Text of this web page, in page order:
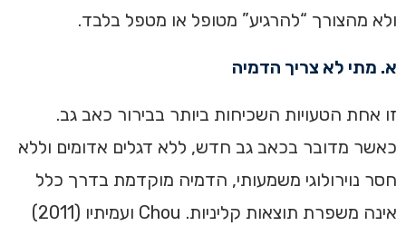
ולא מהצורך “להרגיע” מטופל או מטפל בלבד.
א. מתי לא צריך הדמיה
זו אחת הטעויות השכיחות ביותר בבירור כאב גב.
כאשר מדובר בכאב גב חדש, ללא דגלים אדומים וללא
חסר נוירולוגי משמעותי, הדמיה מוקדמת בדרך כלל
אינה משפרת תוצאות קליניות. Chou ועמיתיו (2011)